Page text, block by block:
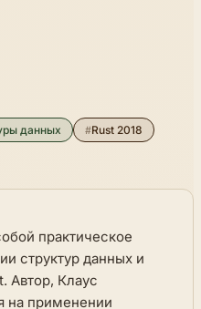
данных #Rust 2018
практическое
структур данных и
Автор, Клаус
на применении